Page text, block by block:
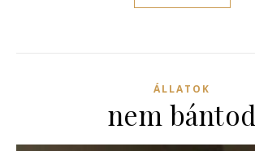
ÁLLATOK
nem bántod